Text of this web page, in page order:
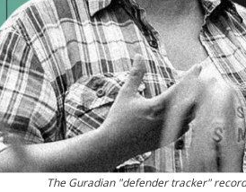
The Guradian "defender tracker"